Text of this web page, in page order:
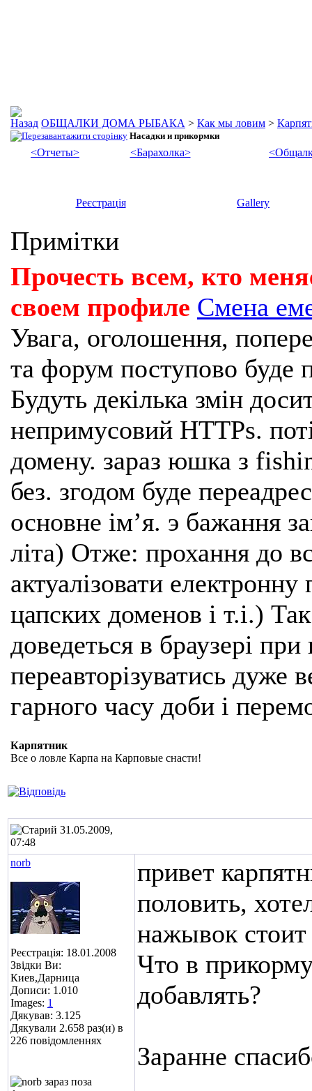
ОБЩАЛКИ ДОМА РЫБАКА > Как мы ловим >
Насадки и прикормки
<Отчеты> <Барахолка>
Реєстрація Gallery
Примітки
Прочесть всем, кто
своем профиле Смена
Увага, оголошення,
та форум поступово буде
Будуть декілька змін
непримусовий HTTPs.
домену. зараз юшка з
без. згодом буде
основне імʼя. э бажання
літа) Отже: прохання до
актуалізовати
цапских доменов і т.і.)
доведеться в браузері
переавторізуватись
гарного часу доби і
Карпятник
Все о ловле Карпа на Карповые снасти!
31.05.2009,
07:48
norb
Реєстрація: 18.01.2008
Звідки Ви:
Киев,Дарница
Дописи: 1.010
Images: 1
Дякував: 3.125
Дякували 2.658 раз(и) в
226 повідомленнях
привет
половить,
нажывок
Что в
добавлять?
Заранне